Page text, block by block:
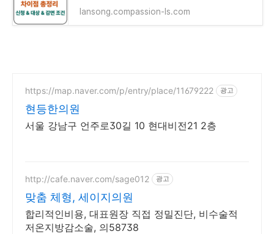
lansong.compassion-ls.com
https://map.naver.com/p/entry/place/11679222 광고
현등한의원
서울 강남구 언주로30길 10 현대비전21 2층
http://cafe.naver.com/sage012 광고
맞춤 체형, 세이지의원
합리적인비용, 대표원장 직접 정밀진단, 비수술적
저온지방감소술, 의58738